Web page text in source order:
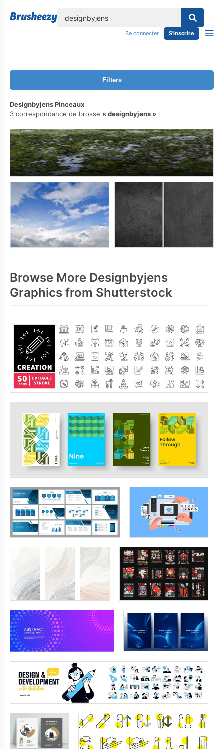
Se connecter S'inscrire
Filters
Designbyjens Pinceaux
3 correspondance de brosse
designbyjens
Browse More Designbyjens
Graphics from Shutterstock